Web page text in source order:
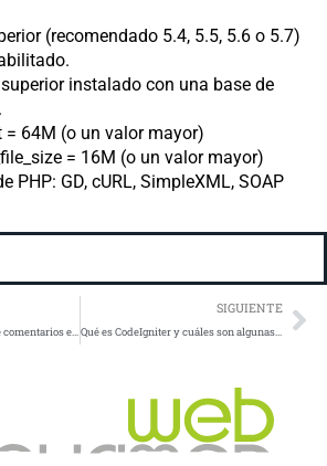
(recomendado 5.4, 5.5, 5.6 o 5.7)
instalado con una base de
= 64M (o un valor mayor)
= 16M (o un valor mayor)
PHP: GD, cURL, SimpleXML, SOAP
Plugins para la gestión de comentarios en WordPress
SIGUIENTE
Qué es CodeIgniter y cuáles son algunas de sus ventajas